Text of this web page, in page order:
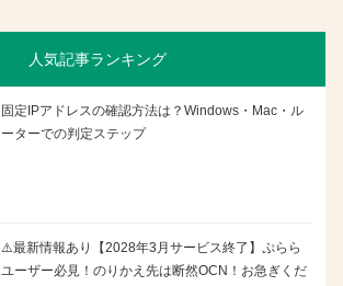
人気記事ランキング
固定IPアドレスの確認方法は？Windows・Mac・ル
ーターでの判定ステップ
⚠️最新情報あり【2028年3月サービス終了】ぷらら
ユーザー必見！のりかえ先は断然OCN！お急ぎくだ